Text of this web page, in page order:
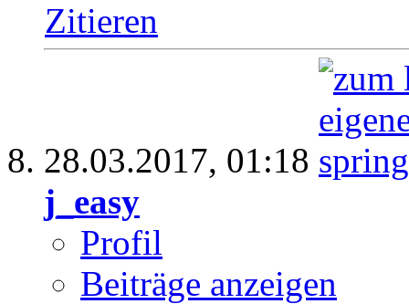
Zitieren
28.03.2017, 01:18
j_easy
Profil
Beiträge anzeigen